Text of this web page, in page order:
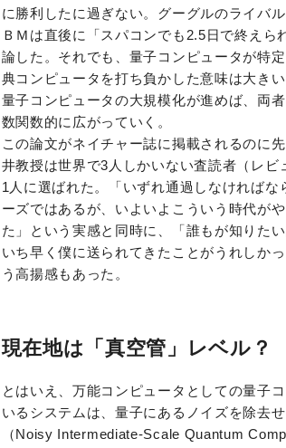
に勝利したに過ぎない。グーグルのライバル
ＢＭは直後に「スパコンでも2.5日で終えら
論した。それでも、量子コンピュータが特
典コンピュータを打ち負かした意味は大きい
量子コンピュータの大規模化が進めば、両
数関数的に広がっていく。
この論文がネイチャー誌に掲載されるのに
井教授は世界で3人しかいない査読者（レビ
1人に選ばれた。「いずれ通過しなければな
ーズではあるが、いよいよこういう時代が
た」という実感と同時に、「誰もが知りたい
いち早く僕に送られてきたことがうれしか
う高揚感もあった。
現在地は「真空管」レベル？
とはいえ、万能コンピュータとしての量子
いるシステムは、量子にあるノイズを除去
（Noisy Intermediate-Scale Quantum